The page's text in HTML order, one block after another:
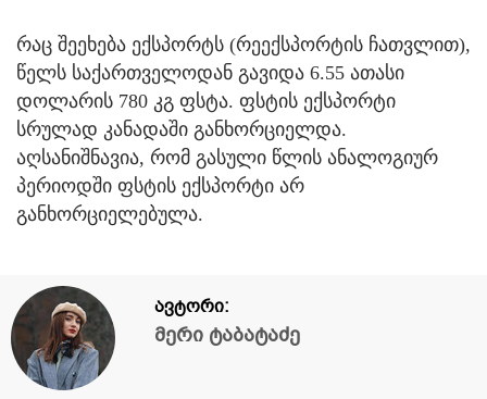
რაც შეეხება ექსპორტს (რეექსპორტის ჩათვლით),
წელს საქართველოდან გავიდა 6.55 ათასი
დოლარის 780 კგ ფსტა. ფსტის ექსპორტი
სრულად კანადაში განხორციელდა.
აღსანიშნავია, რომ გასული წლის ანალოგიურ
პერიოდში ფსტის ექსპორტი არ
განხორციელებულა.
ავტორი:
მერი ტაბატაძე